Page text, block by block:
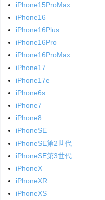
iPhone15ProMax
iPhone16
iPhone16Plus
iPhone16Pro
iPhone16ProMax
iPhone17
iPhone17e
iPhone6s
iPhone7
iPhone8
iPhoneSE
iPhoneSE第2世代
iPhoneSE第3世代
iPhoneX
iPhoneXR
iPhoneXS